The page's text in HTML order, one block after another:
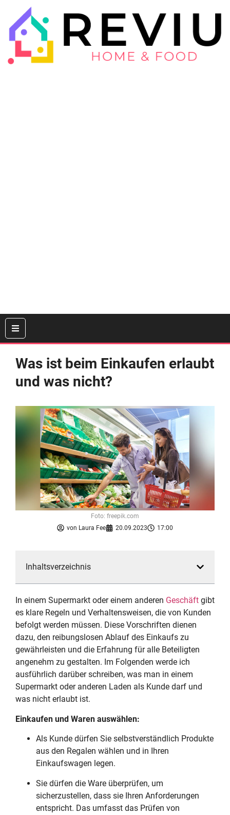
Was ist beim Einkaufen erlaubt
und was nicht?
von Laura Fee 20.09.2023 17:00
Foto: freepik.com
Inhaltsverzeichnis
In einem Supermarkt oder einem anderen Geschäft gibt
es klare Regeln und Verhaltensweisen, die von Kunden
befolgt werden müssen. Diese Vorschriften dienen
dazu, den reibungslosen Ablauf des Einkaufs zu
gewährleisten und die Erfahrung für alle Beteiligten
angenehm zu gestalten. Im Folgenden werde ich
ausführlich darüber schreiben, was man in einem
Supermarkt oder anderen Laden als Kunde darf und
was nicht erlaubt ist.
Einkaufen und Waren auswählen:
Als Kunde dürfen Sie selbstverständlich Produkte
aus den Regalen wählen und in Ihren
Einkaufswagen legen.
Sie dürfen die Ware überprüfen, um
sicherzustellen, dass sie Ihren Anforderungen
entspricht. Das umfasst das Prüfen von